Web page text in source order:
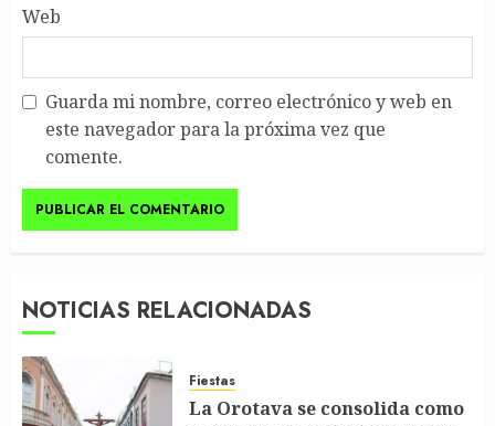
Web
Guarda mi nombre, correo electrónico y web en
este navegador para la próxima vez que
comente.
NOTICIAS RELACIONADAS
Fiestas
La Orotava se consolida como